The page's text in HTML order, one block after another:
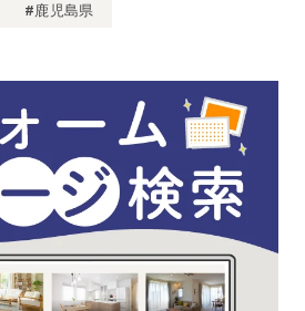
#鹿児島県